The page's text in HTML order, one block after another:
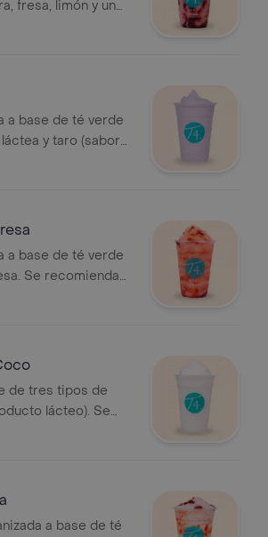
fresa, limón y un
Se
a base de té verde
y taro (sabor
Se recomienda
a base de té verde
Se recomienda
de tres tipos de
lácteo). Se
a base de té